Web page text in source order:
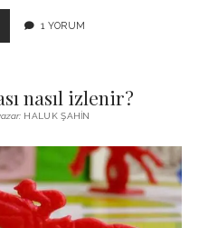
SEÇIM
1 YORUM
nasıl izlenir?
HALUK ŞAHIN